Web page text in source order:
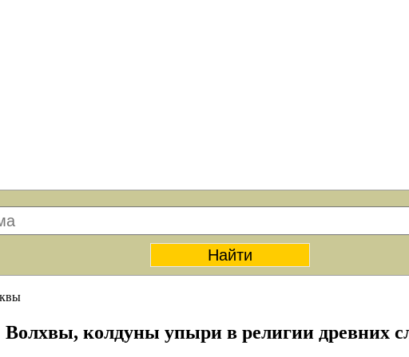
Волхвы, колдуны упыри в религии древних